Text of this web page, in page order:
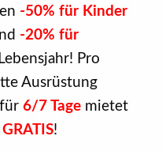
-50% für Kinder
-20% für
Pro
Ausrüstung
für6/7 Tage mietet
GRATIS!